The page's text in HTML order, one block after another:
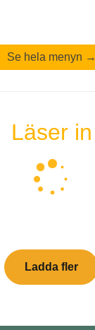
Se hela menyn →
Läser in
Ladda fler